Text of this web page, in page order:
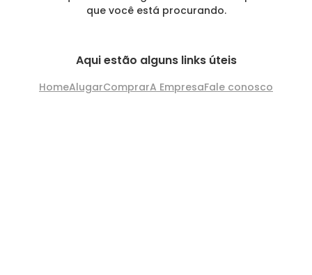
que você está procurando.
Aqui estão alguns links úteis
HomeAlugarComprarA EmpresaFale conosco